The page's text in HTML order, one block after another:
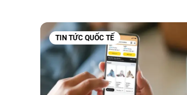
TIN TỨC QUỐC TẾ